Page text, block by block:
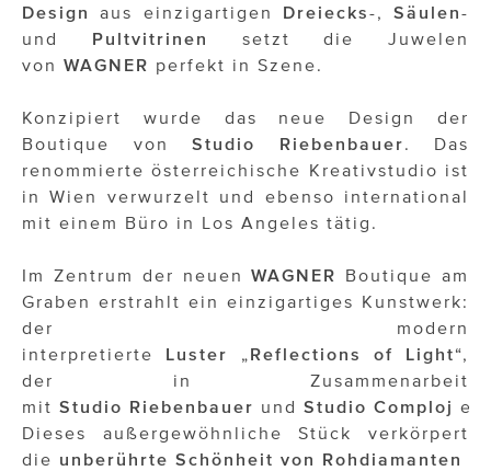
Design
aus einzigartigen Dreiecks-, Säulen-
und Pultvitrinen
setzt die Juwelen
von WAGNER perfekt in Szene.
Konzipiert wurde das neue Design der
Boutique von Studio Riebenbauer. Das
renommierte österreichische Kreativstudio ist
in Wien verwurzelt und ebenso international
mit einem Büro in Los Angeles tätig.
Im Zentrum der neuenWAGNER
Boutique am
Graben erstrahlt ein einzigartiges Kunstwerk:
der modern
interpretierte Luster „ Reflections of Light“,
der in Zusammenarbeit
mit Studio Riebenbauer und Studio Comploj
Dieses außergewöhnliche Stück verkörpert
die unberührte Schönheit von Rohdiamanten